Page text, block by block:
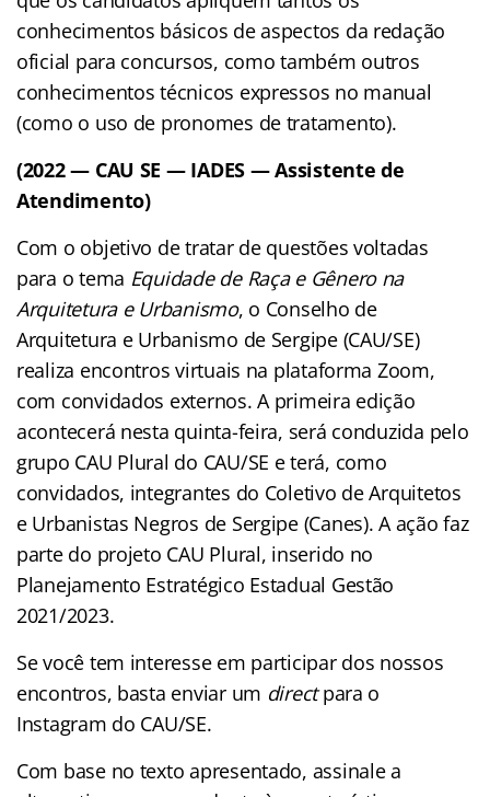
conhecimentos básicos de aspectos da redação
oficial para concursos, como também outros
conhecimentos técnicos expressos no manual
(como o uso de pronomes de tratamento).
(2022 — CAU SE — IADES — Assistente de
Atendimento)
Com o objetivo de tratar de questões voltadas
para o tema Equidade de Raça e Gênero na
Arquitetura e Urbanismo, o Conselho de
Arquitetura e Urbanismo de Sergipe (CAU/SE)
realiza encontros virtuais na plataforma Zoom,
com convidados externos. A primeira edição
acontecerá nesta quinta-feira, será conduzida pelo
grupo CAU Plural do CAU/SE e terá, como
convidados, integrantes do Coletivo de Arquitetos
e Urbanistas Negros de Sergipe (Canes). A ação faz
parte do projeto CAU Plural, inserido no
Planejamento Estratégico Estadual Gestão
2021/2023.
Se você tem interesse em participar dos nossos
encontros, basta enviar um directpara o
Instagram do CAU/SE.
Com base no texto apresentado, assinale a